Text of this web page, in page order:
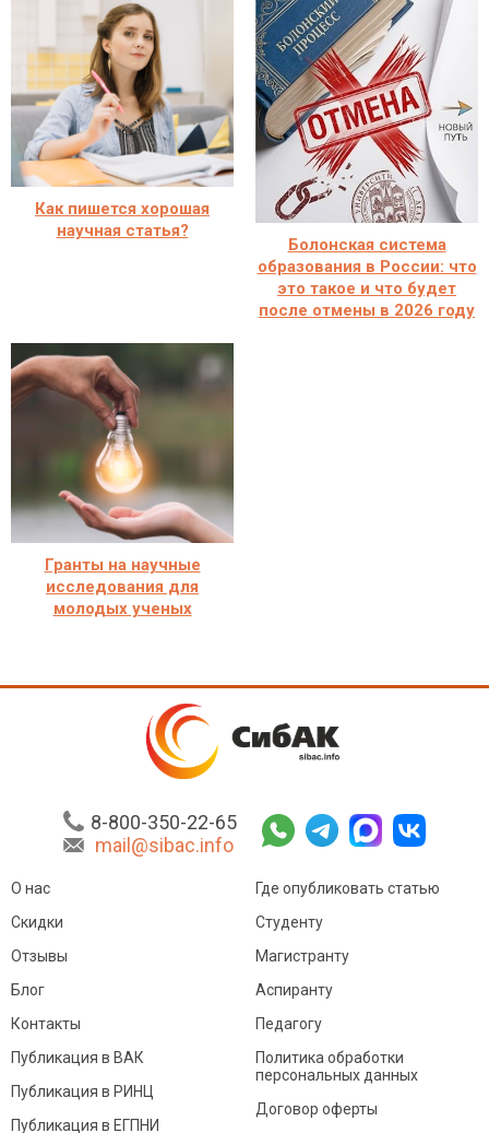
Как пишется хорошая
научная статья?
Болонская система
образования в России: что
это такое и что будет
после отмены в 2026 году
Гранты на научные
исследования для
молодых ученых
8-800-350-22-65
mail@sibac.info
О нас
Скидки
Отзывы
Блог
Контакты
Где опубликовать статью
Студенту
Магистранту
Аспиранту
Педагогу
Публикация в ВАК
Публикация в РИНЦ
Публикация в ЕГПНИ
Политика обработки
персональных данных
Договор оферты